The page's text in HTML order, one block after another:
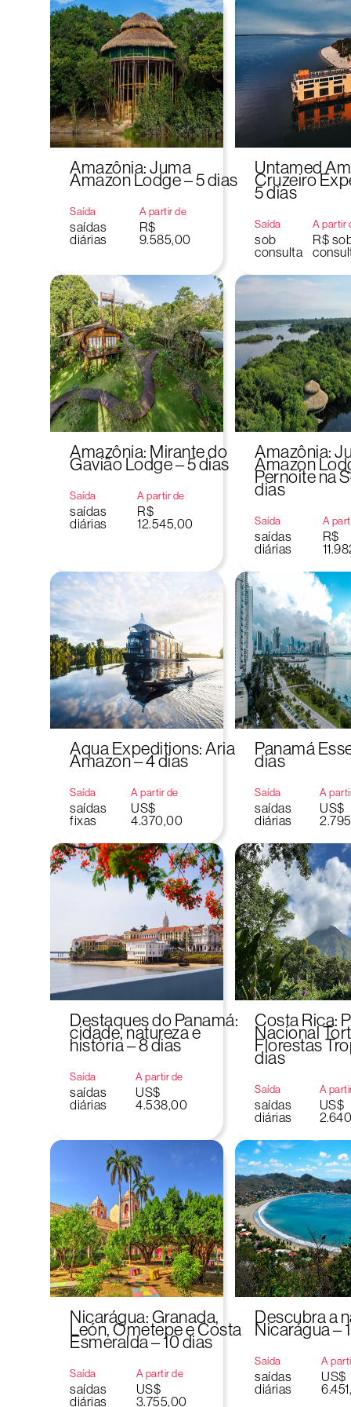
Amazônia: Juma
Amazon Lodge – 5 dias
Saída
saídas
diárias
A partir de
R$
9.585,00
Untamed
Cruzeiro
5 dias
Saída
sob
consulta
A partir
R$
Amazônia: Mirante do
Gavião Lodge – 5 dias
Saída
saídas
diárias
A partir de
R$
12.545,00
Amazônia:
Amazon
Pernoite na
dias
Saída
saídas
diárias
A
R$
Aqua Expeditions: Aria
Amazon – 4 dias
Saída
saídas
fixas
A partir de
US$
4.370,00
Panamá
dias
Saída
saídas
diárias
A
US$
Destaques do Panamá:
cidade, natureza e
história – 8 dias
Saída
saídas
diárias
A partir de
US$
4.538,00
Costa Rica:
Nacional
Florestas
dias
Saída
saídas
diárias
A
US$
Nicarágua: Granada,
León, Ometepe e Costa
Esmeralda – 10 dias
Saída
saídas
diárias
A partir de
US$
3.755,00
Descubra a
Nicarágua –
Saída
saídas
diárias
A
US$